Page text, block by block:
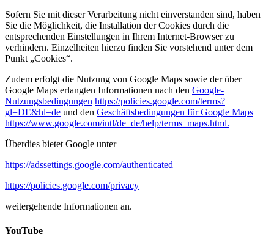
Sofern Sie mit dieser Verarbeitung nicht einverstanden sind, haben
Sie die Möglichkeit, die Installation der Cookies durch die
entsprechenden Einstellungen in Ihrem Internet-Browser zu
verhindern. Einzelheiten hierzu finden Sie vorstehend unter dem
Punkt „Cookies“.
Zudem erfolgt die Nutzung von Google Maps sowie der über
Google Maps erlangten Informationen nach den Google-
Nutzungsbedingungen https://policies.google.com/terms?
gl=DE&hl=de und den Geschäftsbedingungen für Google Maps
https://www.google.com/intl/de_de/help/terms_maps.html.
Überdies bietet Google unter
https://adssettings.google.com/authenticated
https://policies.google.com/privacy
weitergehende Informationen an.
YouTube